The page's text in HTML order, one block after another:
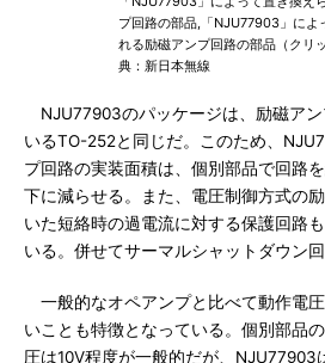
プ回路の部品,「NJU77903」によ
れる励磁アンプ回路の部品（クリ
典：新日本無線
NJU77903のパッケージは、励磁アン
いるTO-252と同じだ。このため、
プ回路の実装面積は、個別部品で回路
下に減らせる。また、電圧制御方式の
いた短絡時の過電流に対する保護回路
いる。併せてサーマルシャットダウン回
一般的なオペアンプと比べて動作電
いことも特徴となっている。個別部品
圧は10V程度が一般的だが、NJU77903